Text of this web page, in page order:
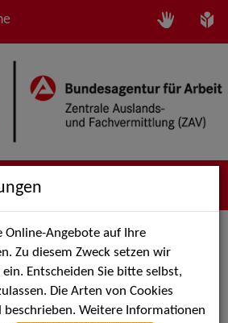
als PDF speichern
Angebote auf Ihre
Zu diesem Zweck setzen wir
Entscheiden Sie bitte selbst,
Die Arten von Cookies
beschrieben. Weitere Informationen